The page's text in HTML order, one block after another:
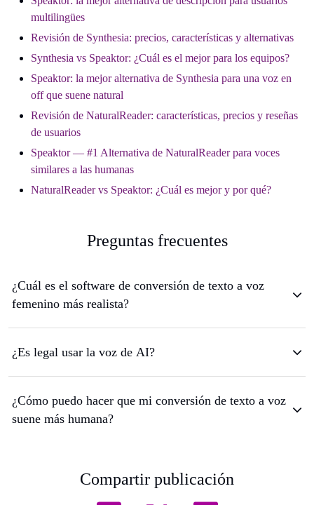
multilingües
Revisión de Synthesia: precios, características y alternativas
Synthesia vs Speaktor: ¿Cuál es el mejor para los equipos?
Speaktor: la mejor alternativa de Synthesia para una voz en
off que suene natural
Revisión de NaturalReader: características, precios y reseñas
de usuarios
Speaktor — #1 Alternativa de NaturalReader para voces
similares a las humanas
NaturalReader vs Speaktor: ¿Cuál es mejor y por qué?
Preguntas frecuentes
¿Cuál es el software de conversión de texto a voz
femenino más realista?
¿Es legal usar la voz de AI?
¿Cómo puedo hacer que mi conversión de texto a voz
suene más humana?
Compartir publicación